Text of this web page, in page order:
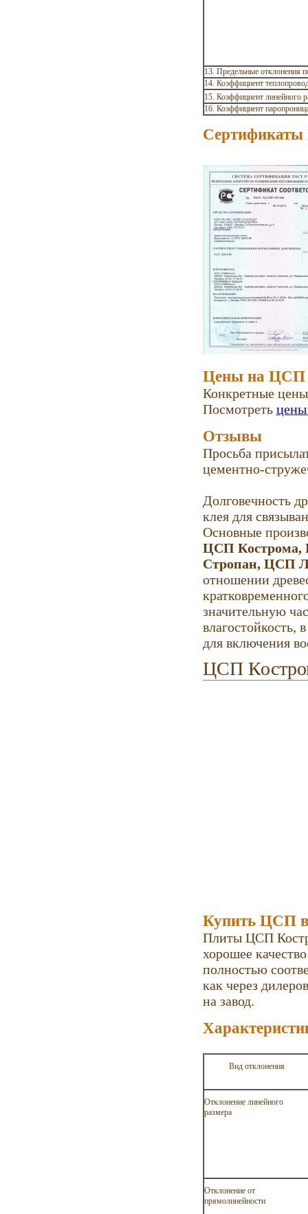
13. Предельные отклонения
14. Коэффициент
15. Коэффициент линейного
16. Коэффициент
Цены на ЦСП
Конкретные цены
Посмотреть
Отзывы
Просьба
цементно-
Долговечность
клея для
Основные
ЦСП
Стропан, ЦСП
отношении
значительную
влагостойкость,
для включения
ЦСП
Купить ЦСП
Плиты ЦСП
хорошее
полностью
как через
на завод.
Вид отклонения
Отклонение линейного
размера
Отклонение от
прямолинейности